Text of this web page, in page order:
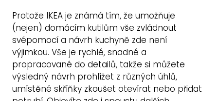
Protože IKEA je známá tím, že umožňuje
(nejen) domácím kutilům vše zvládnout
svépomocí a návrh kuchyně zde není
výjimkou. Vše je rychlé, snadné a
propracované do detailů, takže si můžete
výsledný návrh prohlížet z různých úhlů,
umístěné skříňky zkoušet otevírat nebo přidat